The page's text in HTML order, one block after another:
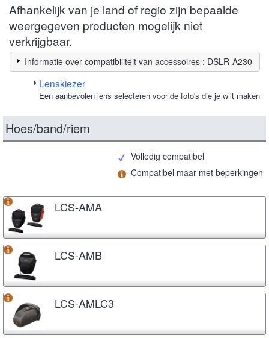
Afhankelijk van je land of regio zijn bepaalde
weergegeven producten mogelijk niet
verkrijgbaar.
Informatie over compatibiliteit van accessoires : DSLR-A230
Lenskiezer
Een aanbevolen lens selecteren voor de foto's die je wilt maken
Hoes/band/riem
Volledig compatibel
Compatibel maar met beperkingen
LCS-AMA
LCS-AMB
LCS-AMLC3